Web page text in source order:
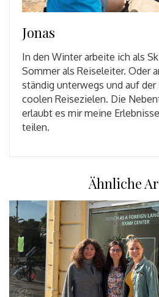
Jonas
In den Winter arbeite ich als
Sommer als Reiseleiter. Oder
ständig unterwegs und auf der
coolen Reisezielen. Die
erlaubt es mir meine
teilen.
Ähnliche